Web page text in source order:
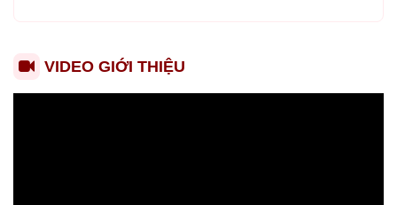
VIDEO GIỚI THIỆU